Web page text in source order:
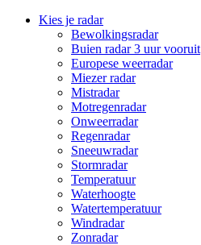
Kies je radar
Bewolkingsradar
Buien radar 3 uur vooruit
Europese weerradar
Miezer radar
Mistradar
Motregenradar
Onweerradar
Regenradar
Sneeuwradar
Stormradar
Temperatuur
Waterhoogte
Watertemperatuur
Windradar
Zonradar